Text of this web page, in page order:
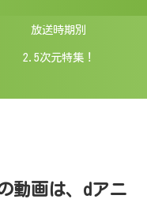
放送時期別
2.5次元特集！
動画は、dアニ